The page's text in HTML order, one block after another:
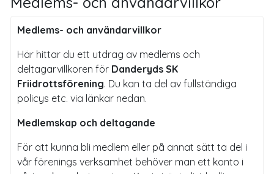
Medlems- och användarvillkor
Här hittar du ett utdrag av medlems och
deltagarvillkoren för Danderyds SK
Friidrottsförening. Du kan ta del av fullständiga
policys etc. via länkar nedan.
Medlemskap och deltagande
För att kunna bli medlem eller på annat sätt ta del i
vår förenings verksamhet behöver man ett konto i